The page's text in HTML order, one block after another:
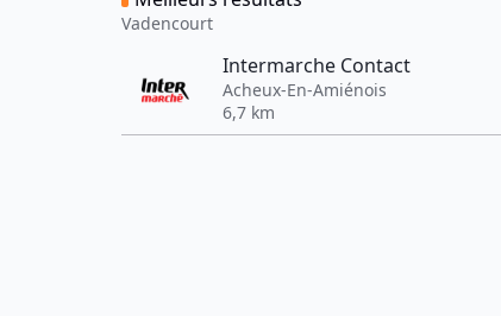
Vadencourt
Intermarche Contact
Acheux-En-Amiénois
6,7 km